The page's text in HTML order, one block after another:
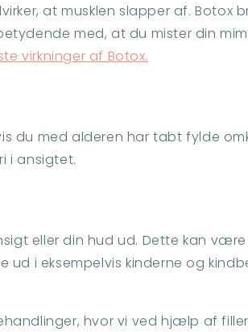
at musklen slapper af. Botox
med, at du mister din
virkninger af Botox.
du med alderen har tabt fylde
i ansigtet.
eller din hud ud. Dette kan
i eksempelvis kinderne og
hvor vi ved hjælp af